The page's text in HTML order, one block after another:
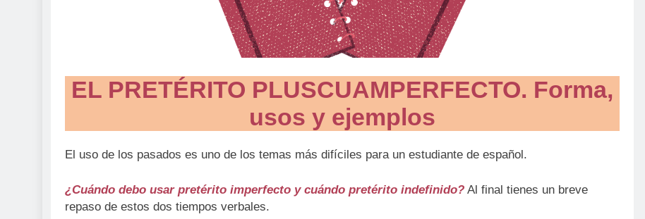
EL PRETÉRITO PLUSCUAMPERFECTO. Forma,
usos y ejemplos
El uso de los pasados es uno de los temas más difíciles para un estudiante de español.
¿Cuándo debo usar pretérito imperfecto y cuándo pretérito indefinido? Al final tienes un breve
repaso de estos dos tiempos verbales.